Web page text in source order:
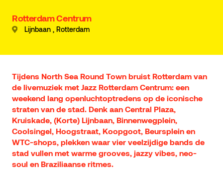
Rotterdam Centrum
Lijnbaan , Rotterdam
Tijdens North Sea Round Town bruist Rotterdam van
de livemuziek met Jazz Rotterdam Centrum: een
weekend lang openluchtoptredens op de iconische
straten van de stad. Denk aan Central Plaza,
Kruiskade, (Korte) Lijnbaan, Binnenwegplein,
Coolsingel, Hoogstraat, Koopgoot, Beursplein en
WTC-shops, plekken waar vier veelzijdige bands de
stad vullen met warme grooves, jazzy vibes, neo-
soul en Braziliaanse ritmes.